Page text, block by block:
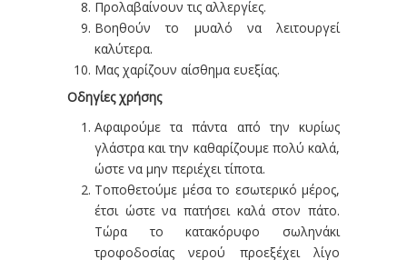
Προλαβαίνουν τις αλλεργίες.
Βοηθούν το μυαλό να λειτουργεί
καλύτερα.
Μας χαρίζουν αίσθημα ευεξίας.
Οδηγίες χρήσης
Αφαιρούμε τα πάντα από την κυρίως
γλάστρα και την καθαρίζουμε πολύ καλά,
ώστε να μην περιέχει τίποτα.
Τοποθετούμε μέσα το εσωτερικό μέρος,
έτσι ώστε να πατήσει καλά στον πάτο.
Τώρα το κατακόρυφο σωληνάκι
τροφοδοσίας νερού προεξέχει λίγο